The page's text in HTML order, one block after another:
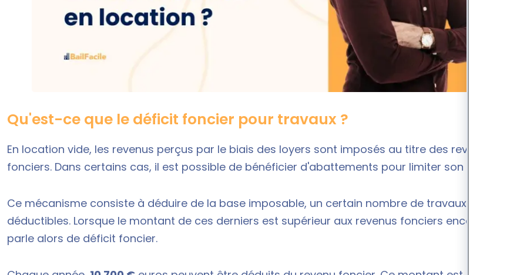
Qu'est-ce que le déficit foncier pour travaux ?
En location vide, les revenus perçus par le biais des loyers sont imposés au titre des revenus
fonciers. Dans certains cas, il est possible de bénéficier d'abattements pour limiter son imposition.
Ce mécanisme consiste à déduire de la base imposable, un certain nombre de travaux et charges
déductibles. Lorsque le montant de ces derniers est supérieur aux revenus fonciers encaissés, on
parle alors de déficit foncier.